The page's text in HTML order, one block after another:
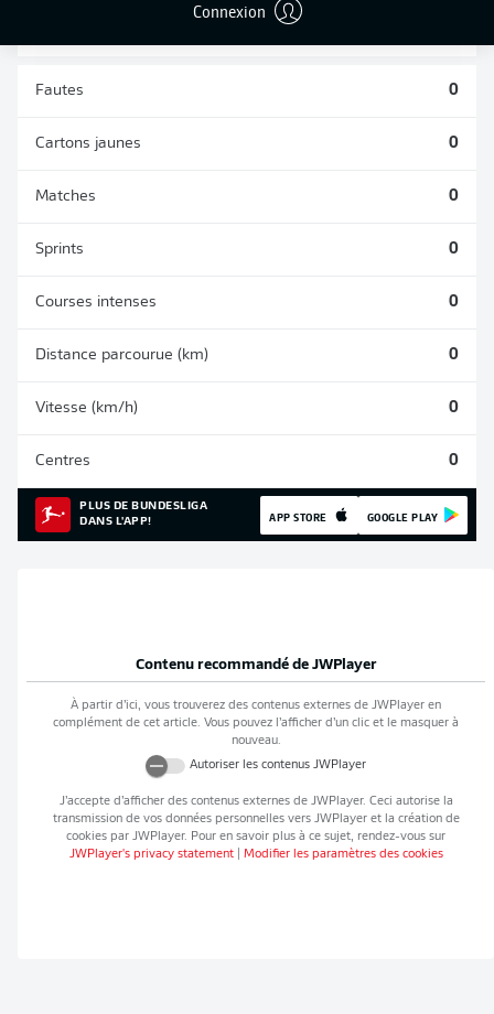
Connexion
0 0
Fautes 0
Cartons jaunes 0
Matches 0
Sprints 0
Courses intenses 0
Distance parcourue (km) 0
Vitesse (km/h) 0
Centres 0
PLUS DE BUNDESLIGA
DANS L'APP!
APP STORE GOOGLE PLAY
Contenu recommandé de JWPlayer
À partir d’ici, vous trouverez des contenus externes de JWPlayer en
complément de cet article. Vous pouvez l’afficher d’un clic et le masquer à
nouveau.
Autoriser les contenus JWPlayer
J’accepte d’afficher des contenus externes de JWPlayer. Ceci autorise la
transmission de vos données personnelles vers JWPlayeret la création de
cookies par JWPlayer. Pour en savoir plus à ce sujet, rendez-vous sur
JWPlayer's privacy statement| Modifier les paramètres des cookies